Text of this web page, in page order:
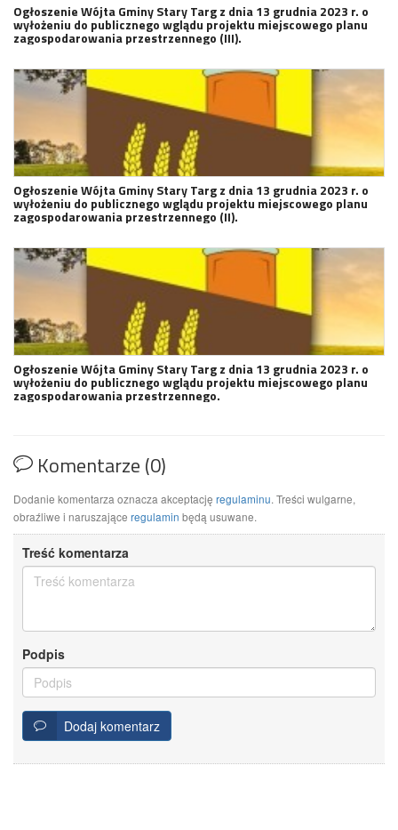
Ogłoszenie Wójta Gminy Stary Targ z dnia 13 grudnia 2023 r. o
wyłożeniu do publicznego wglądu projektu miejscowego planu
zagospodarowania przestrzennego (III).
Ogłoszenie Wójta Gminy Stary Targ z dnia 13 grudnia 2023 r. o
wyłożeniu do publicznego wglądu projektu miejscowego planu
zagospodarowania przestrzennego (II).
Ogłoszenie Wójta Gminy Stary Targ z dnia 13 grudnia 2023 r. o
wyłożeniu do publicznego wglądu projektu miejscowego planu
zagospodarowania przestrzennego.
Komentarze (0)
Dodanie komentarza oznacza akceptację regulaminu. Treści wulgarne,
obraźliwe i naruszające regulamin będą usuwane.
Treść komentarza
Podpis
Dodaj komentarz